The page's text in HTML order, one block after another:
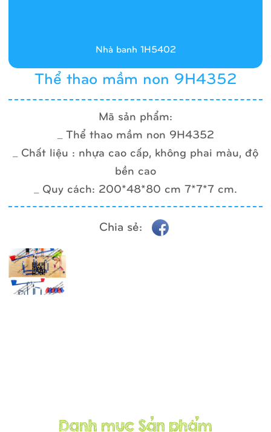
Thể thao mầm non 9H4352
Mã sản phẩm:
_ Thể thao mầm non 9H4352
_ Chất liệu : nhựa cao cấp, không phai màu, độ
bền cao
_ Quy cách: 200*48*80 cm 7*7*7 cm.
Chia sẻ:
Nhà banh 1H5402